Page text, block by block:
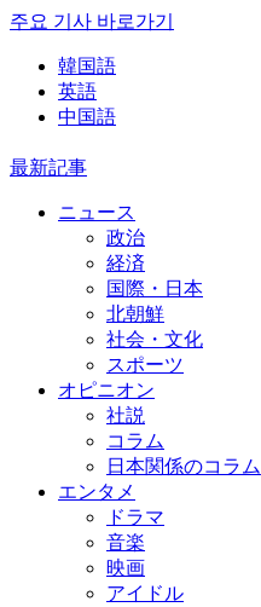
주요 기사 바로가기
韓国語
英語
中国語
最新記事
ニュース
政治
経済
国際・日本
北朝鮮
社会・文化
スポーツ
オピニオン
社説
コラム
日本関係のコラム
エンタメ
ドラマ
音楽
映画
アイドル